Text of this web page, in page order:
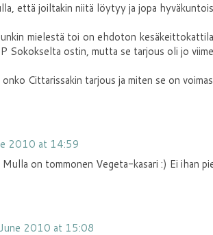
että joiltakin niitä löytyy ja jopa
mielestä toi on ehdoton
Sokokselta ostin, mutta se tarjous oli jo
Cittarissakin tarjous ja miten se on
2010 at 14:59
on tommonen Vegeta-kasari :) Ei ihan
2010 at 15:08